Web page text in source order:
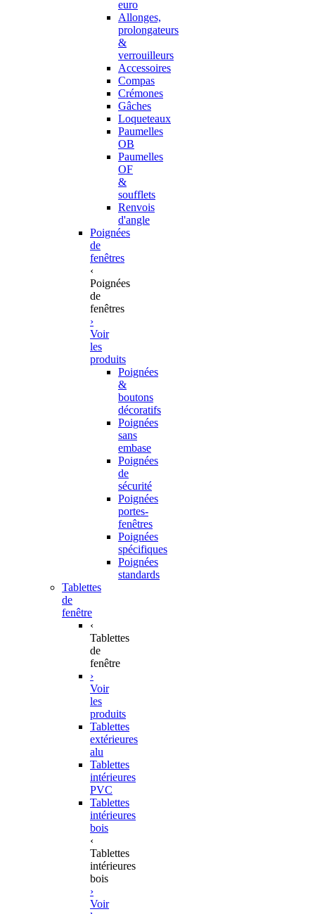
euro
Allonges,
prolongateurs
&
verrouilleurs
Accessoires
Compas
Crémones
Gâches
Loqueteaux
Paumelles
OB
Paumelles
OF
&
soufflets
Renvois
d'angle
Poignées
de
fenêtres
‹
Poignées
de
fenêtres
›
Voir
les
produits
Poignées
&
boutons
décoratifs
Poignées
sans
embase
Poignées
de
sécurité
Poignées
portes-
fenêtres
Poignées
spécifiques
Poignées
standards
Tablettes
de
fenêtre
‹
Tablettes
de
fenêtre
›
Voir
les
produits
Tablettes
extérieures
alu
Tablettes
intérieures
PVC
Tablettes
intérieures
bois
‹
Tablettes
intérieures
bois
›
Voir